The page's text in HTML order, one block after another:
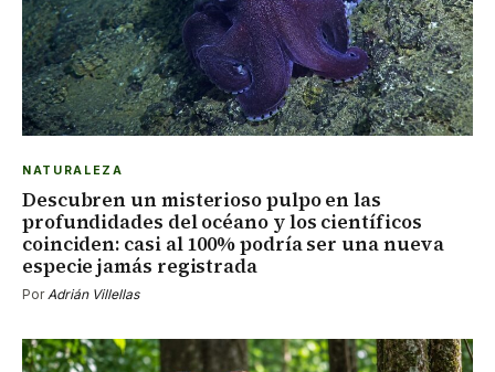
NATURALEZA
Descubren un misterioso pulpo en las
profundidades del océano y los científicos
coinciden: casi al 100% podría ser una nueva
especie jamás registrada
PorAdrián Villellas